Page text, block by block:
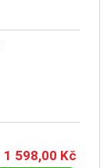
1 598,00 Kč